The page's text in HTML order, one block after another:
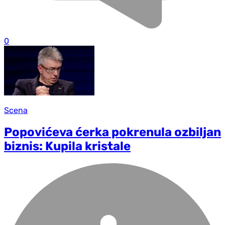
0
Scena
Popovićeva ćerka pokrenula ozbiljan
biznis: Kupila kristale